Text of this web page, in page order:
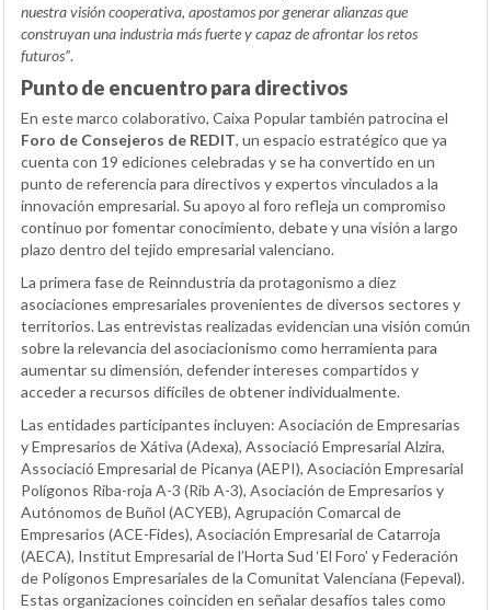
nuestra visión cooperativa, apostamos por generar alianzas que
construyan una industria más fuerte y capaz de afrontar los retos
futuros”.
Punto de encuentro para directivos
En este marco colaborativo, Caixa Popular también patrocina el
Foro de Consejeros de REDIT, un espacio estratégico que ya
cuenta con 19 ediciones celebradas y se ha convertido en un
punto de referencia para directivos y expertos vinculados a la
innovación empresarial. Su apoyo al foro refleja un compromiso
continuo por fomentar conocimiento, debate y una visión a largo
plazo dentro del tejido empresarial valenciano.
La primera fase de Reinndustria da protagonismo a diez
asociaciones empresariales provenientes de diversos sectores y
territorios. Las entrevistas realizadas evidencian una visión común
sobre la relevancia del asociacionismo como herramienta para
aumentar su dimensión, defender intereses compartidos y
acceder a recursos difíciles de obtener individualmente.
Las entidades participantes incluyen: Asociación de Empresarias
y Empresarios de Xátiva (Adexa), Associació Empresarial Alzira,
Associació Empresarial de Picanya (AEPI), Asociación Empresarial
Polígonos Riba-roja A-3 (Rib A-3), Asociación de Empresarios y
Autónomos de Buñol (ACYEB), Agrupación Comarcal de
Empresarios (ACE-Fides), Asociación Empresarial de Catarroja
(AECA), Institut Empresarial de l’Horta Sud ‘El Foro’ y Federación
de Polígonos Empresariales de la Comunitat Valenciana (Fepeval).
Estas organizaciones coinciden en señalar desafíos tales como